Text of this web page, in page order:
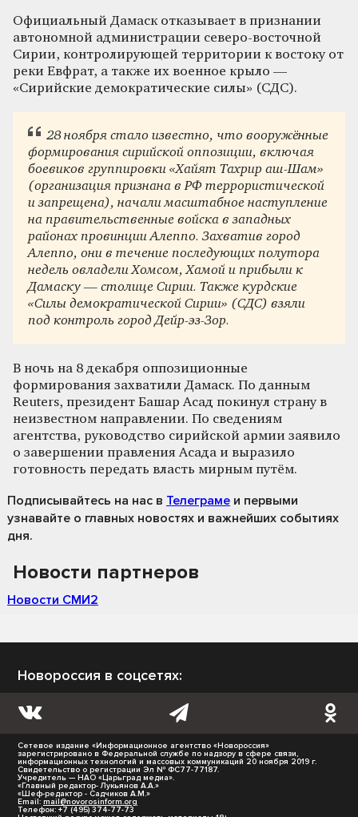
Официальный Дамаск отказывает в признании
автономной администрации северо-восточной
Сирии, контролирующей территории к востоку от
реки Евфрат, а также их военное крыло —
«Сирийские демократические силы» (СДС).
28 ноября стало известно, что вооружённые
формирования сирийской оппозиции, включая
боевиков группировки «Хайят Тахрир аш-Шам»
(организация признана в РФ террористической
и запрещена), начали масштабное наступление
на правительственные войска в западных
районах провинции Алеппо. Захватив город
Алеппо, они в течение последующих полутора
недель овладели Хомсом, Хамой и прибыли к
Дамаску — столице Сирии. Также курдские
«Силы демократической Сирии» (СДС) взяли
под контроль город Дейр-эз-Зор.
В ночь на 8 декабря оппозиционные
формирования захватили Дамаск. По данным
Reuters, президент Башар Асад покинул страну в
неизвестном направлении. По сведениям
агентства, руководство сирийской армии заявило
о завершении правления Асада и выразило
готовность передать власть мирным путём.
Подписывайтесь на нас в Телеграме и первыми
узнавайте о главных новостях и важнейших событиях
дня.
Новости партнеров
Новости СМИ2
Новороссия в соцсетях:
Сетевое издание «Информационное агентство «Новороссия»
зарегистрировано в Федеральной службе по надзору в сфере связи,
информационных технологий и массовых коммуникаций 20 ноября 2019 г.
Свидетельство о регистрации Эл № ФС77-77187.
Учредитель — НАО «Царьград медиа».
«Главный редактор- Лукьянов А.А.»
«Шеф-редактор - Садчиков А.М.»
Email: mail@novorosinform.org
Телефон: +7 (495) 374-77-73